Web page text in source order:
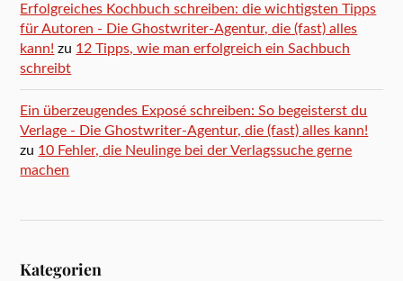
Erfolgreiches Kochbuch schreiben: die wichtigsten Tipps
für Autoren - Die Ghostwriter-Agentur, die (fast) alles
kann! zu 12 Tipps, wie man erfolgreich ein Sachbuch
schreibt
Ein überzeugendes Exposé schreiben: So begeisterst du
Verlage - Die Ghostwriter-Agentur, die (fast) alles kann!
zu 10 Fehler, die Neulinge bei der Verlagssuche gerne
machen
Kategorien